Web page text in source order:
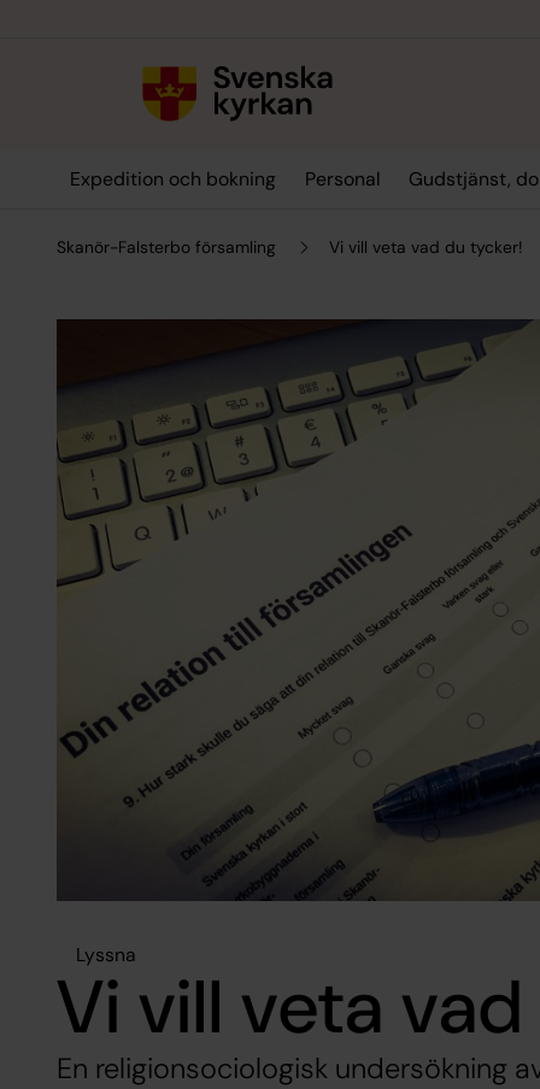
Expedition och bokning Personal Gudstjänst,
Skanör-Falsterbo församling Vi vill veta vad du tycker!
Lyssna
Vi vill veta
En religionsociologisk undersökning